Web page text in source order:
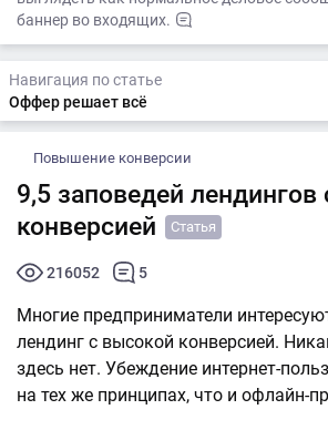
баннер во входящих.
Навигация по статье
Оффер решает всё
Повышение конверсии
9,5 заповедей
конверсией
Статья
216052 5
Многие предприниматели
лендинг с высокой конверсией.
здесь нет. Убеждение интернет-
на тех же принципах, что и офлайн-